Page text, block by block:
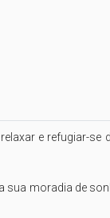
e refugiar-se
moradia de